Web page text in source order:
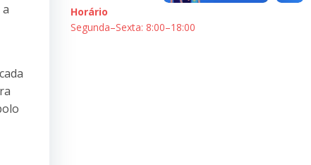
Horário
Segunda–Sexta: 8:00–18:00